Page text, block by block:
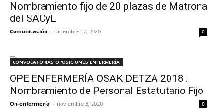
Nombramiento fijo de 20 plazas de Matrona
del SACyL
Comunicación - diciembre 17, 2020 0
CONVOCATORIAS OPOSICIONES ENFERMERÍA
OPE ENFERMERÍA OSAKIDETZA 2018 :
Nombramiento de Personal Estatutario Fijo
On-enfermería - noviembre 3, 2020 0